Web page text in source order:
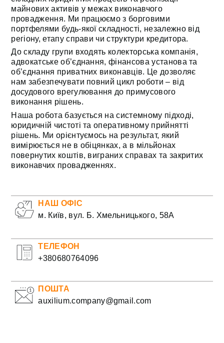
майнових активів у межах виконавчого
провадження. Ми працюємо з борговими
портфелями будь-якої складності, незалежно від
регіону, етапу справи чи структури кредитора.
До складу групи входять колекторська компанія,
адвокатське об’єднання, фінансова установа та
об’єднання приватних виконавців. Це дозволяє
нам забезпечувати повний цикл роботи – від
досудового врегулювання до примусового
виконання рішень.
Наша робота базується на системному підході,
юридичній чистоті та оперативному прийнятті
рішень. Ми орієнтуємось на результат, який
вимірюється не в обіцянках, а в мільйонах
повернутих коштів, виграних справах та закритих
виконавчих провадженнях.
НАШ ОФІС
м. Київ, вул. Б. Хмельницького, 58А
ТЕЛЕФОН
+380680764096
ПОШТА
auxilium.company@gmail.com